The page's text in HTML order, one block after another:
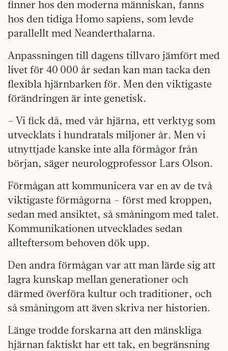
finner hos den moderna människan, fanns
hos den tidiga Homo sapiens, som levde
parallellt med Neanderthalarna.
Anpassningen till dagens tillvaro jämfört med
livet för 40 000 år sedan kan man tacka den
flexibla hjärnbarken för. Men den viktigaste
förändringen är inte genetisk.
– Vi fick då, med vår hjärna, ett verktyg som
utvecklats i hundratals miljoner år. Men vi
utnyttjade kanske inte alla förmågor från
början, säger neurologprofessor Lars Olson.
Förmågan att kommunicera var en av de två
viktigaste förmågorna – först med kroppen,
sedan med ansiktet, så småningom med talet.
Kommunikationen utvecklades sedan
allteftersom behoven dök upp.
Den andra förmågan var att man lärde sig att
lagra kunskap mellan generationer och
därmed överföra kultur och traditioner, och
så småningom att även skriva ner historien.
Länge trodde forskarna att den mänskliga
hjärnan faktiskt har ett tak, en begränsning